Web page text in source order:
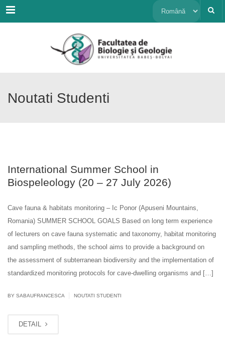
Menu Alege
limbă
Noutati Studenti
International Summer School in
Biospeleology (20 – 27 July 2026)
Cave fauna & habitats monitoring – Ic Ponor (Apuseni Mountains,
Romania) SUMMER SCHOOL GOALS Based on long term experience
of lecturers on cave fauna systematic and taxonomy, habitat monitoring
and sampling methods, the school aims to provide a background on
the assessment of subterranean biodiversity and the implementation of
standardized monitoring protocols for cave-dwelling organisms and […]
BY SABAUFRANCESCA NOUTATI STUDENTI
DETAIL